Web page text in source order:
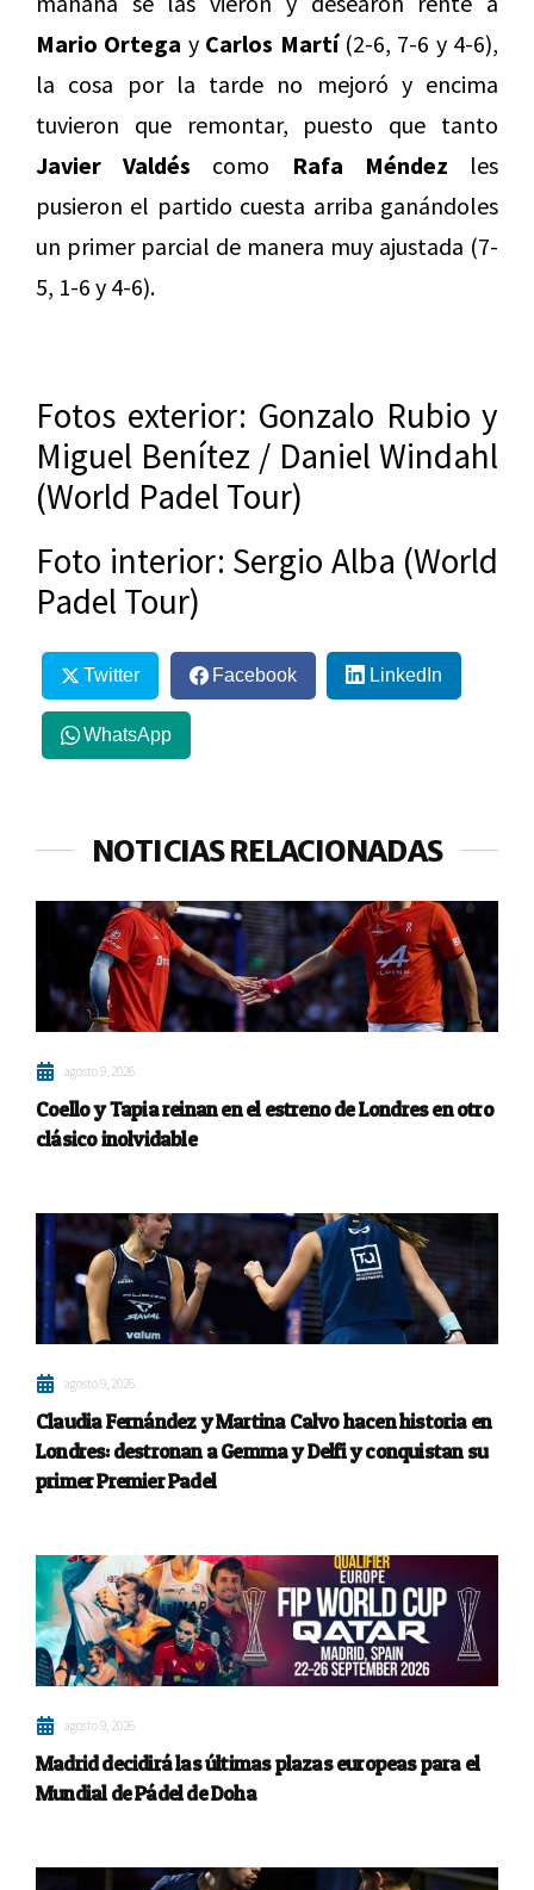
Mario Ortega y Carlos Martí(2-6, 7-6 y 4-6),
la cosa por la tarde no mejoró y encima
tuvieron que remontar, puesto que tanto
Javier Valdés como Rafa Méndez les
pusieron el partido cuesta arriba ganándoles
un primer parcial de manera muy ajustada (7-
5, 1-6 y 4-6).
Fotos exterior: Gonzalo Rubio y
Miguel Benítez / Daniel Windahl
(World Padel Tour)
Foto interior: Sergio Alba (World
Padel Tour)
Twitter Facebook LinkedIn
WhatsApp
NOTICIAS RELACIONADAS
agosto 9, 2026
Coello y Tapia reinan en el estreno de Londres en otro
clásico inolvidable
agosto 9, 2026
Claudia Fernández y Martina Calvo hacen historia en
Londres: destronan a Gemma y Delfi y conquistan su
primer Premier Padel
agosto 9, 2026
Madrid decidirá las últimas plazas europeas para el
Mundial de Pádel de Doha